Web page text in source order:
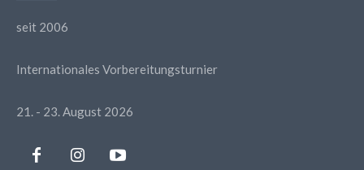
seit 2006
Internationales Vorbereitungsturnier
21. - 23. August 2026